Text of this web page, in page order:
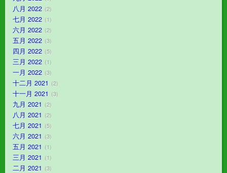
八月 2022 2
七月 2022 1
六月 2022 2
五月 2022 3
四月 2022 5
三月 2022 1
一月 2022 3
十二月 2021 2
十一月 2021 3
九月 2021 2
八月 2021 2
七月 2021 5
六月 2021 3
五月 2021 1
三月 2021 1
二月 2021 3